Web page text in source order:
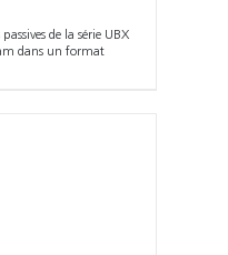
de la série UBX
dans un format